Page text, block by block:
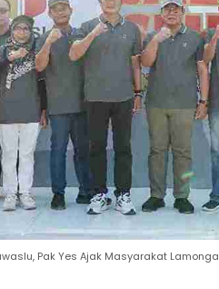
Pak Yes Ajak Masyarakat